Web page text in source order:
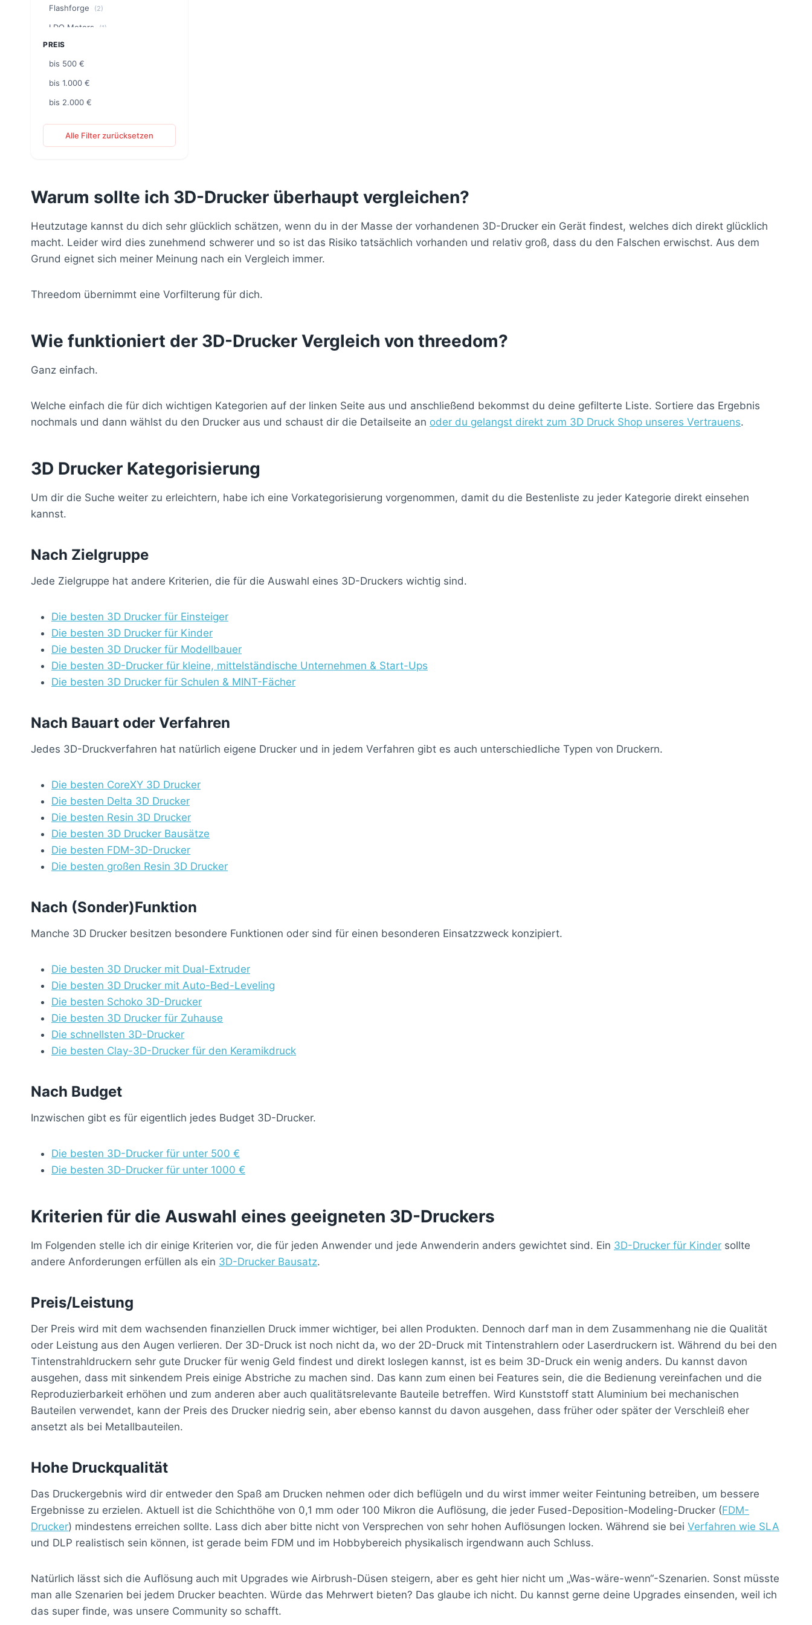
Flashforge (2)
LDO Motors (1)
Phrozen
QIDI (1)
Sovol (2)
Ultimaker (1)
PREIS
bis 500 €
bis 1.000 €
bis 2.000 €
Alle Filter zurücksetzen
Warum sollte ich 3D-Drucker überhaupt vergleichen?
Heutzutage kannst du dich sehr glücklich schätzen, wenn du in der Masse der vorhandenen 3D-Drucker ein Gerät findest, welches dich direkt glücklich
macht. Leider wird dies zunehmend schwerer und so ist das Risiko tatsächlich vorhanden und relativ groß, dass du den Falschen erwischst. Aus dem
Grund eignet sich meiner Meinung nach ein Vergleich immer.
Threedom übernimmt eine Vorfilterung für dich.
Wie funktioniert der 3D-Drucker Vergleich von threedom?
Ganz einfach.
Welche einfach die für dich wichtigen Kategorien auf der linken Seite aus und anschließend bekommst du deine gefilterte Liste. Sortiere das Ergebnis
nochmals und dann wählst du den Drucker aus und schaust dir die Detailseite an oder du gelangst direkt zum 3D Druck Shop unseres Vertrauens.
3D Drucker Kategorisierung
Um dir die Suche weiter zu erleichtern, habe ich eine Vorkategorisierung vorgenommen, damit du die Bestenliste zu jeder Kategorie direkt einsehen
kannst.
Nach Zielgruppe
Jede Zielgruppe hat andere Kriterien, die für die Auswahl eines 3D-Druckers wichtig sind.
Die besten 3D Drucker für Einsteiger
Die besten 3D Drucker für Kinder
Die besten 3D Drucker für Modellbauer
Die besten 3D-Drucker für kleine, mittelständische Unternehmen & Start-Ups
Die besten 3D Drucker für Schulen & MINT-Fächer
Nach Bauart oder Verfahren
Jedes 3D-Druckverfahren hat natürlich eigene Drucker und in jedem Verfahren gibt es auch unterschiedliche Typen von Druckern.
Die besten CoreXY 3D Drucker
Die besten Delta 3D Drucker
Die besten Resin 3D Drucker
Die besten 3D Drucker Bausätze
Die besten FDM-3D-Drucker
Die besten großen Resin 3D Drucker
Nach (Sonder)Funktion
Manche 3D Drucker besitzen besondere Funktionen oder sind für einen besonderen Einsatzzweck konzipiert.
Die besten 3D Drucker mit Dual-Extruder
Die besten 3D Drucker mit Auto-Bed-Leveling
Die besten Schoko 3D-Drucker
Die besten 3D Drucker für Zuhause
Die schnellsten 3D-Drucker
Die besten Clay-3D-Drucker für den Keramikdruck
Nach Budget
Inzwischen gibt es für eigentlich jedes Budget 3D-Drucker.
Die besten 3D-Drucker für unter 500 €
Die besten 3D-Drucker für unter 1000 €
Kriterien für die Auswahl eines geeigneten 3D-Druckers
Im Folgenden stelle ich dir einige Kriterien vor, die für jeden Anwender und jede Anwenderin anders gewichtet sind. Ein 3D-Drucker für Kinder sollte
andere Anforderungen erfüllen als ein 3D-Drucker Bausatz.
Preis/Leistung
Der Preis wird mit dem wachsenden finanziellen Druck immer wichtiger, bei allen Produkten. Dennoch darf man in dem Zusammenhang nie die Qualität
oder Leistung aus den Augen verlieren. Der 3D-Druck ist noch nicht da, wo der 2D-Druck mit Tintenstrahlern oder Laserdruckern ist. Während du bei den
Tintenstrahldruckern sehr gute Drucker für wenig Geld findest und direkt loslegen kannst, ist es beim 3D-Druck ein wenig anders. Du kannst davon
ausgehen, dass mit sinkendem Preis einige Abstriche zu machen sind. Das kann zum einen bei Features sein, die die Bedienung vereinfachen und die
Reproduzierbarkeit erhöhen und zum anderen aber auch qualitätsrelevante Bauteile betreffen. Wird Kunststoff statt Aluminium bei mechanischen
Bauteilen verwendet, kann der Preis des Drucker niedrig sein, aber ebenso kannst du davon ausgehen, dass früher oder später der Verschleiß eher
ansetzt als bei Metallbauteilen.
Hohe Druckqualität
Das Druckergebnis wird dir entweder den Spaß am Drucken nehmen oder dich beflügeln und du wirst immer weiter Feintuning betreiben, um bessere
Ergebnisse zu erzielen. Aktuell ist die Schichthöhe von 0,1 mm oder 100 Mikron die Auflösung, die jeder Fused-Deposition-Modeling-Drucker (FDM-
Drucker) mindestens erreichen sollte. Lass dich aber bitte nicht von Versprechen von sehr hohen Auflösungen locken. Während sie bei Verfahren wie SLA
und DLP realistisch sein können, ist gerade beim FDM und im Hobbybereich physikalisch irgendwann auch Schluss.
Natürlich lässt sich die Auflösung auch mit Upgrades wie Airbrush-Düsen steigern, aber es geht hier nicht um „Was-wäre-wenn“-Szenarien. Sonst müsste
man alle Szenarien bei jedem Drucker beachten. Würde das Mehrwert bieten? Das glaube ich nicht. Du kannst gerne deine Upgrades einsenden, weil ich
das super finde, was unsere Community so schafft.